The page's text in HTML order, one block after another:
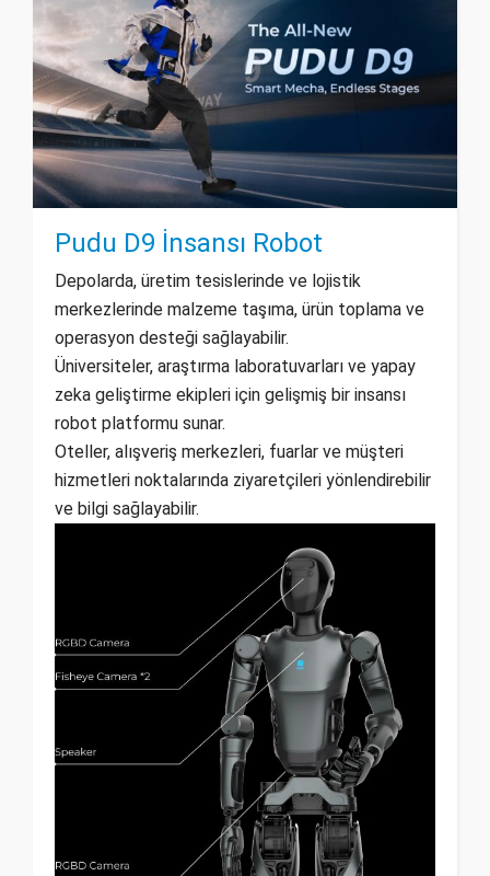
Pudu D9 İnsansı Robot
Depolarda, üretim tesislerinde ve lojistik
merkezlerinde malzeme taşıma, ürün toplama ve
operasyon desteği sağlayabilir.
Üniversiteler, araştırma laboratuvarları ve yapay
zeka geliştirme ekipleri için gelişmiş bir insansı
robot platformu sunar.
Oteller, alışveriş merkezleri, fuarlar ve müşteri
hizmetleri noktalarında ziyaretçileri yönlendirebilir
ve bilgi sağlayabilir.